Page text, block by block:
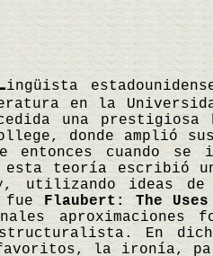
ingüista
en la
una
donde amplió
entonces cuando
esta teoría escribió
utilizando ideas
fueFlaubert: The
aproximaciones
En
la ironía,